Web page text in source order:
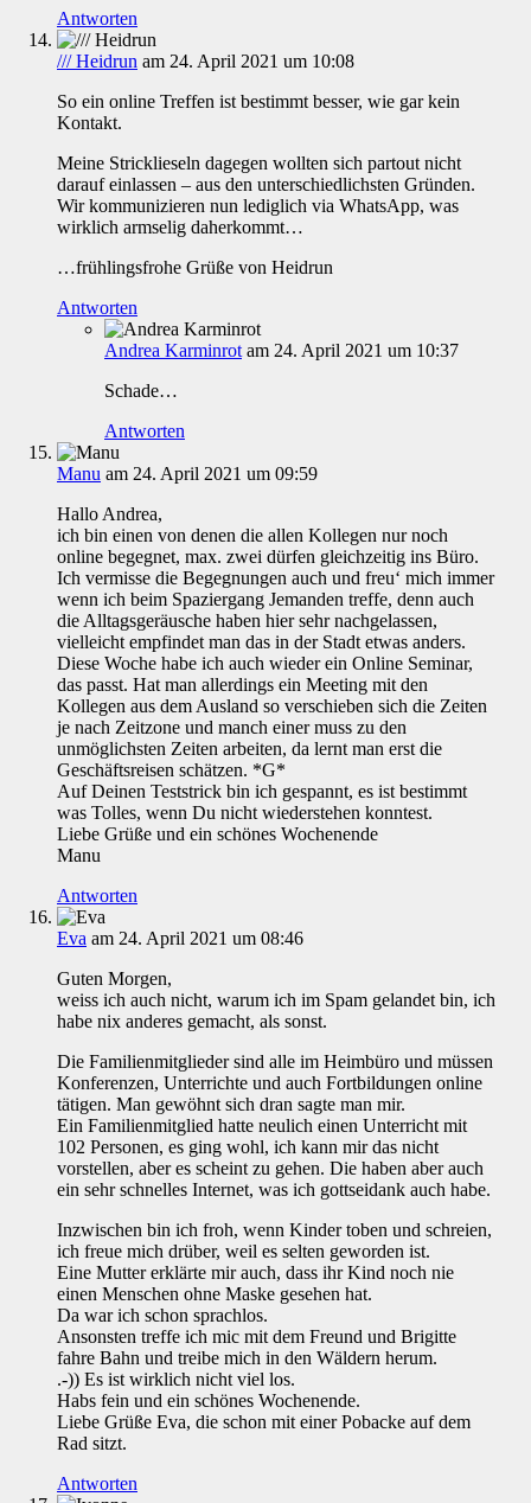
Antworten
/// Heidrun am 24. April 2021 um 10:08
So ein online Treffen ist bestimmt besser, wie gar kein
Kontakt.
Meine Stricklieseln dagegen wollten sich partout nicht
darauf einlassen – aus den unterschiedlichsten Gründen.
Wir kommunizieren nun lediglich via WhatsApp, was
wirklich armselig daherkommt…
…frühlingsfrohe Grüße von Heidrun
Antworten
Andrea Karminrot am 24. April 2021 um 10:37
Schade…
Antworten
Manu am 24. April 2021 um 09:59
Hallo Andrea,
ich bin einen von denen die allen Kollegen nur noch
online begegnet, max. zwei dürfen gleichzeitig ins Büro.
Ich vermisse die Begegnungen auch und freu‘ mich immer
wenn ich beim Spaziergang Jemanden treffe, denn auch
die Alltagsgeräusche haben hier sehr nachgelassen,
vielleicht empfindet man das in der Stadt etwas anders.
Diese Woche habe ich auch wieder ein Online Seminar,
das passt. Hat man allerdings ein Meeting mit den
Kollegen aus dem Ausland so verschieben sich die Zeiten
je nach Zeitzone und manch einer muss zu den
unmöglichsten Zeiten arbeiten, da lernt man erst die
Geschäftsreisen schätzen. *G*
Auf Deinen Teststrick bin ich gespannt, es ist bestimmt
was Tolles, wenn Du nicht wiederstehen konntest.
Liebe Grüße und ein schönes Wochenende
Manu
Antworten
Eva am 24. April 2021 um 08:46
Guten Morgen,
weiss ich auch nicht, warum ich im Spam gelandet bin, ich
habe nix anderes gemacht, als sonst.
Die Familienmitglieder sind alle im Heimbüro und müssen
Konferenzen, Unterrichte und auch Fortbildungen online
tätigen. Man gewöhnt sich dran sagte man mir.
Ein Familienmitglied hatte neulich einen Unterricht mit
102 Personen, es ging wohl, ich kann mir das nicht
vorstellen, aber es scheint zu gehen. Die haben aber auch
ein sehr schnelles Internet, was ich gottseidank auch habe.
Inzwischen bin ich froh, wenn Kinder toben und schreien,
ich freue mich drüber, weil es selten geworden ist.
Eine Mutter erklärte mir auch, dass ihr Kind noch nie
einen Menschen ohne Maske gesehen hat.
Da war ich schon sprachlos.
Ansonsten treffe ich mic mit dem Freund und Brigitte
fahre Bahn und treibe mich in den Wäldern herum.
.-)) Es ist wirklich nicht viel los.
Habs fein und ein schönes Wochenende.
Liebe Grüße Eva, die schon mit einer Pobacke auf dem
Rad sitzt.
Antworten